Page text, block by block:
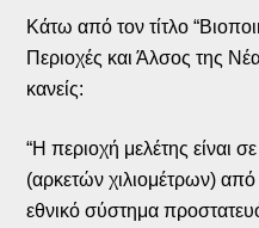
Κάτω από τον τίτλο
Περιοχές και Άλσος της
κανείς:
“Η περιοχή μελέτης είναι
(αρκετών χιλιομέτρων)
εθνικό σύστημα